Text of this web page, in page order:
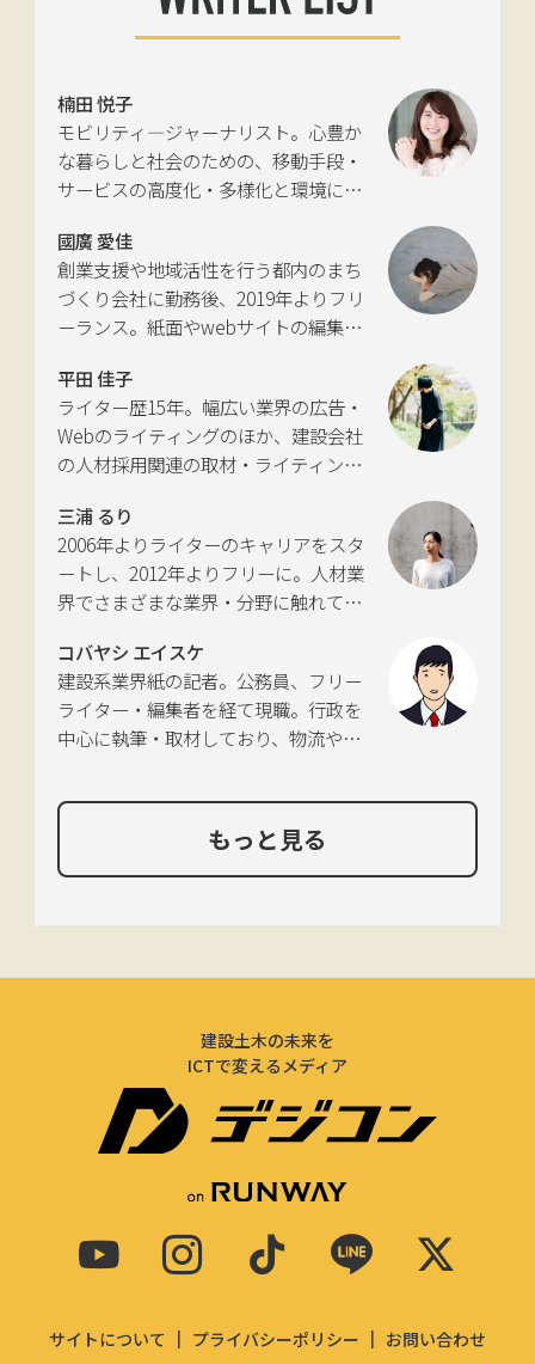
楠田 悦子
モビリティ―ジャーナリスト。心豊か
な暮らしと社会のための、移動手段・
サービスの高度化・多様化と環境につ
新聞社モビリティビジネス専門誌
『LIGARE』初代編集長を経て、2013年
に独立。国土交通省の「自転車の活用
推進に向けた有識者会議」、「交通政
共交通部会」、「MaaS関連データ検
討会」、SIP第2期自動運転（システム
とサービスの拡張）ピアレビュー委員
会などの委員を歴任。
國廣 愛佳
創業支援や地域活性を行う都内のまち
づくり会社に勤務後、2019年よりフリ
ーランス。紙面やwebサイトの編集、
どの執筆を中心に、ジャンルを問わず
活動。四国にある築100年の実家をど
う生かすかが長年の悩み。
平田 佳子
ライター歴15年。幅広い業界の広告・
Webのライティングのほか、建設会社
の人材採用関連の取材・ライティング
仕事をしていたため、小さな頃から憧
れあり。
三浦 るり
2006年よりライターのキャリアをスタ
ートし、2012年よりフリーに。人材業
界でさまざまな業界・分野に触れてき
を手掛ける。現在は特に建築や不動
産、さらにはDX分野を探究中。
コバヤシ エイスケ
建設系業界紙の記者。公務員、フリー
ライター・編集者を経て現職。行政を
中心に執筆・取材しており、物流や環
もっと見る
建設土木の未来を
ICTで変えるメディア
サイトについて プライバシーポリシー お問い合わせ